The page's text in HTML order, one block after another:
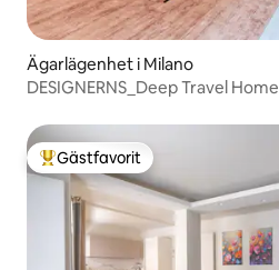
Ägarlägenhet i Milano
DESIGNERNS_Deep Travel Home
Populär gästfavorit
Gästfavorit